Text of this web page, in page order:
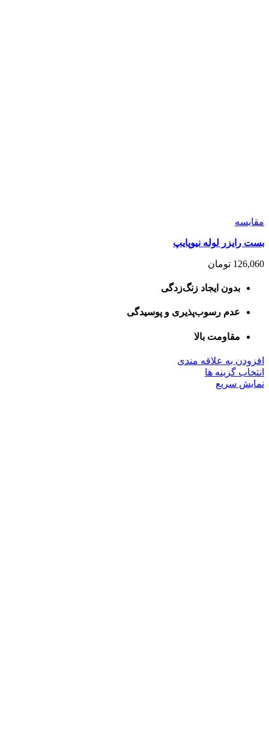
مقايسه
بست رایزر لوله نیوپایپ
126,060 تومان
بدون ایجاد زنگ‌زدگی
عدم رسوب‌پذیری و پوسیدگی
مقاومت بالا
افزودن به علاقه مندی
انتخاب گزینه ها
نمایش سریع